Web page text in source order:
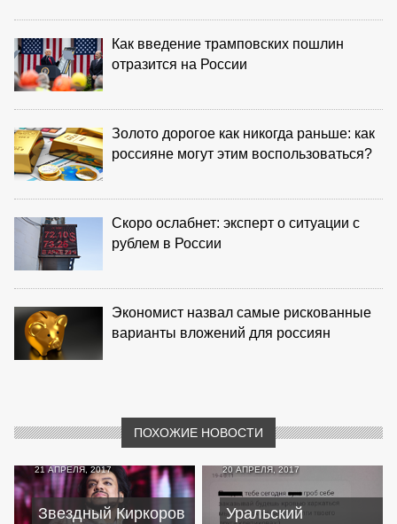
Как введение трамповских пошлин
отразится на России
Золото дорогое как никогда раньше: как
россияне могут этим воспользоваться?
Скоро ослабнет: эксперт о ситуации с
рублем в России
Экономист назвал самые рискованные
варианты вложений для россиян
ПОХОЖИЕ НОВОСТИ
21 АПРЕЛЯ, 2017
Звездный Киркоров
20 АПРЕЛЯ, 2017
Уральский